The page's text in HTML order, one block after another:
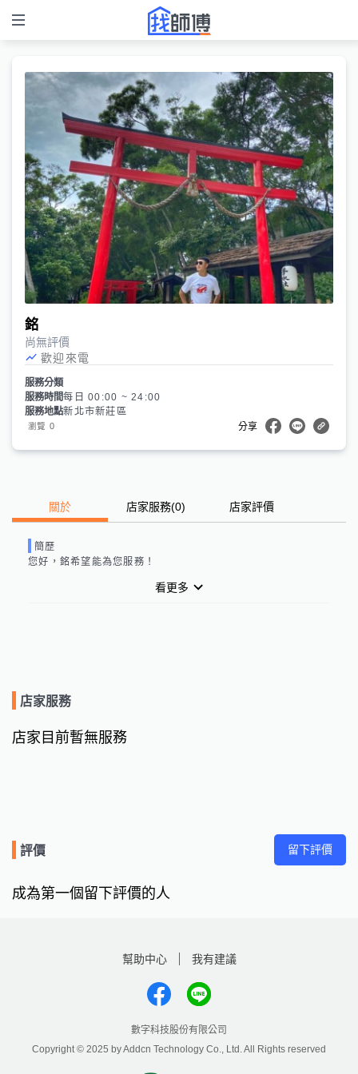
銘
尚無評價
歡迎來電
服務分類
服務時間每日 00:00 ~ 24:00
服務地點新北市新莊區
瀏覽 0 分享
關於 店家服務(0) 店家評價
簡歷
您好， 銘希望能為您服務！
看更多
店家服務
店家目前暫無服務
評價 留下評價
成為第一個留下評價的人
幫助中心 我有建議
數字科技股份有限公司
Copyright © 2025 by Addcn Technology Co., Ltd. All Rights reserved